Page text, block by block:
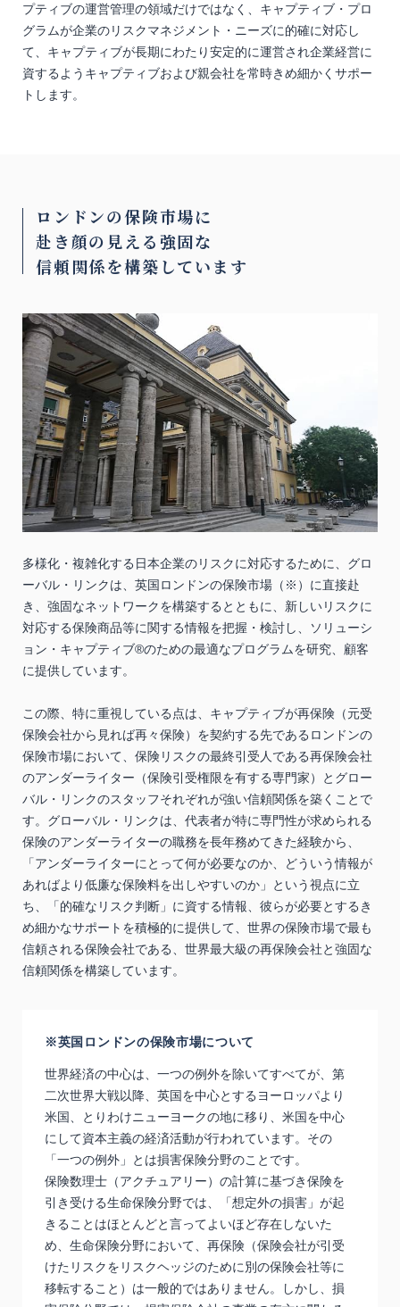
プティブの運営管理の領域だけではなく、キャプティブ・プロ
グラムが企業のリスクマネジメント・ニーズに的確に対応し
て、キャプティブが長期にわたり安定的に運営され企業経営に
資するようキャプティブおよび親会社を常時きめ細かくサポー
トします。
ロンドンの保険市場に
赴き顔の見える強固な
信頼関係を構築しています
多様化・複雑化する日本企業のリスクに対応するために、グロ
ーバル・リンクは、英国ロンドンの保険市場（※）に直接赴
き、強固なネットワークを構築するとともに、新しいリスクに
対応する保険商品等に関する情報を把握・検討し、ソリューシ
ョン・キャプティブ®のための最適なプログラムを研究、顧客
に提供しています。
この際、特に重視している点は、キャプティブが再保険（元受
保険会社から見れば再々保険）を契約する先であるロンドンの
保険市場において、保険リスクの最終引受人である再保険会社
のアンダーライター（保険引受権限を有する専門家）とグロー
バル・リンクのスタッフそれぞれが強い信頼関係を築くことで
す。グローバル・リンクは、代表者が特に専門性が求められる
保険のアンダーライターの職務を長年務めてきた経験から、
「アンダーライターにとって何が必要なのか、どういう情報が
あればより低廉な保険料を出しやすいのか」という視点に立
ち、「的確なリスク判断」に資する情報、彼らが必要とするき
め細かなサポートを積極的に提供して、世界の保険市場で最も
信頼される保険会社である、世界最大級の再保険会社と強固な
信頼関係を構築しています。
※英国ロンドンの保険市場について
世界経済の中心は、一つの例外を除いてすべてが、第
二次世界大戦以降、英国を中心とするヨーロッパより
米国、とりわけニューヨークの地に移り、米国を中心
にして資本主義の経済活動が行われています。その
「一つの例外」とは損害保険分野のことです。
保険数理士（アクチュアリー）の計算に基づき保険を
引き受ける生命保険分野では、「想定外の損害」が起
きることはほとんどと言ってよいほど存在しないた
め、生命保険分野において、再保険（保険会社が引受
けたリスクをリスクヘッジのために別の保険会社等に
移転すること）は一般的ではありません。しかし、損